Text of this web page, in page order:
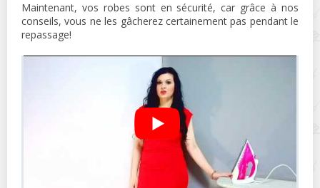
Maintenant, vos robes sont en sécurité, car grâce à nos
conseils, vous ne les gâcherez certainement pas pendant le
repassage!